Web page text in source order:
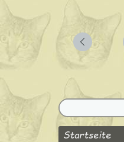
Startseite